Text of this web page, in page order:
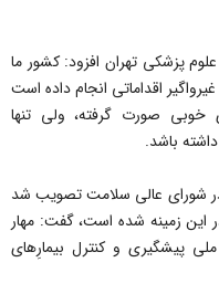
پزشکی تهران افزود: کشور ما
اقداماتی انجام داده است
صورت گرفته، ولی تنها
باشد.
در شورای عالی سلامت تصویب شد
این زمینه شده است، گفت: مهار
پیشگیری و کنترل بیمارِ‌های